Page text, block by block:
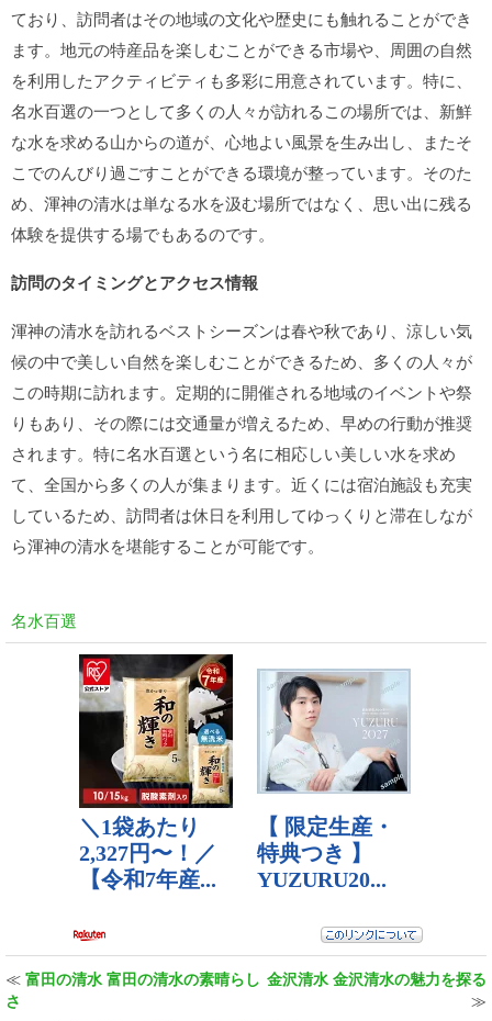
ており、訪問者はその地域の文化や歴史にも触れることができ
ます。地元の特産品を楽しむことができる市場や、周囲の自然
を利用したアクティビティも多彩に用意されています。特に、
名水百選の一つとして多くの人々が訪れるこの場所では、新鮮
な水を求める山からの道が、心地よい風景を生み出し、またそ
こでのんびり過ごすことができる環境が整っています。そのた
め、渾神の清水は単なる水を汲む場所ではなく、思い出に残る
体験を提供する場でもあるのです。
訪問のタイミングとアクセス情報
渾神の清水を訪れるベストシーズンは春や秋であり、涼しい気
候の中で美しい自然を楽しむことができるため、多くの人々が
この時期に訪れます。定期的に開催される地域のイベントや祭
りもあり、その際には交通量が増えるため、早めの行動が推奨
されます。特に名水百選という名に相応しい美しい水を求め
て、全国から多くの人が集まります。近くには宿泊施設も充実
しているため、訪問者は休日を利用してゆっくりと滞在しなが
ら渾神の清水を堪能することが可能です。
名水百選
≪ 富田の清水 富田の清水の素晴らし
さ
金沢清水 金沢清水の魅力を探る
≫